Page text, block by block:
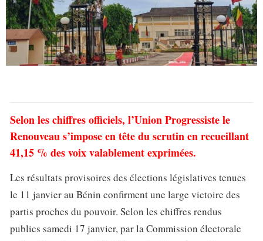
Selon les chiffres officiels, l’Union Progressiste le
Renouveau s’impose en tête du scrutin en recueillant
41,15 % des voix valablement exprimées.
Les résultats provisoires des élections législatives tenues
le 11 janvier au Bénin confirment une large victoire des
partis proches du pouvoir. Selon les chiffres rendus
publics samedi 17 janvier, par la Commission électorale